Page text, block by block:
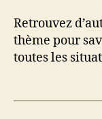
Retrouvez
thème pour
toutes les